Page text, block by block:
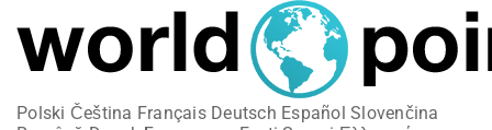
Polski Čeština Français Deutsch Español Slovenčina